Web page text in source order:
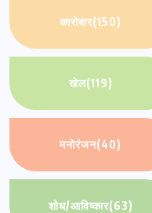
कारोबार(150)
खेल(119)
मनोरंजन(40)
शोध/आविष्कार(63)